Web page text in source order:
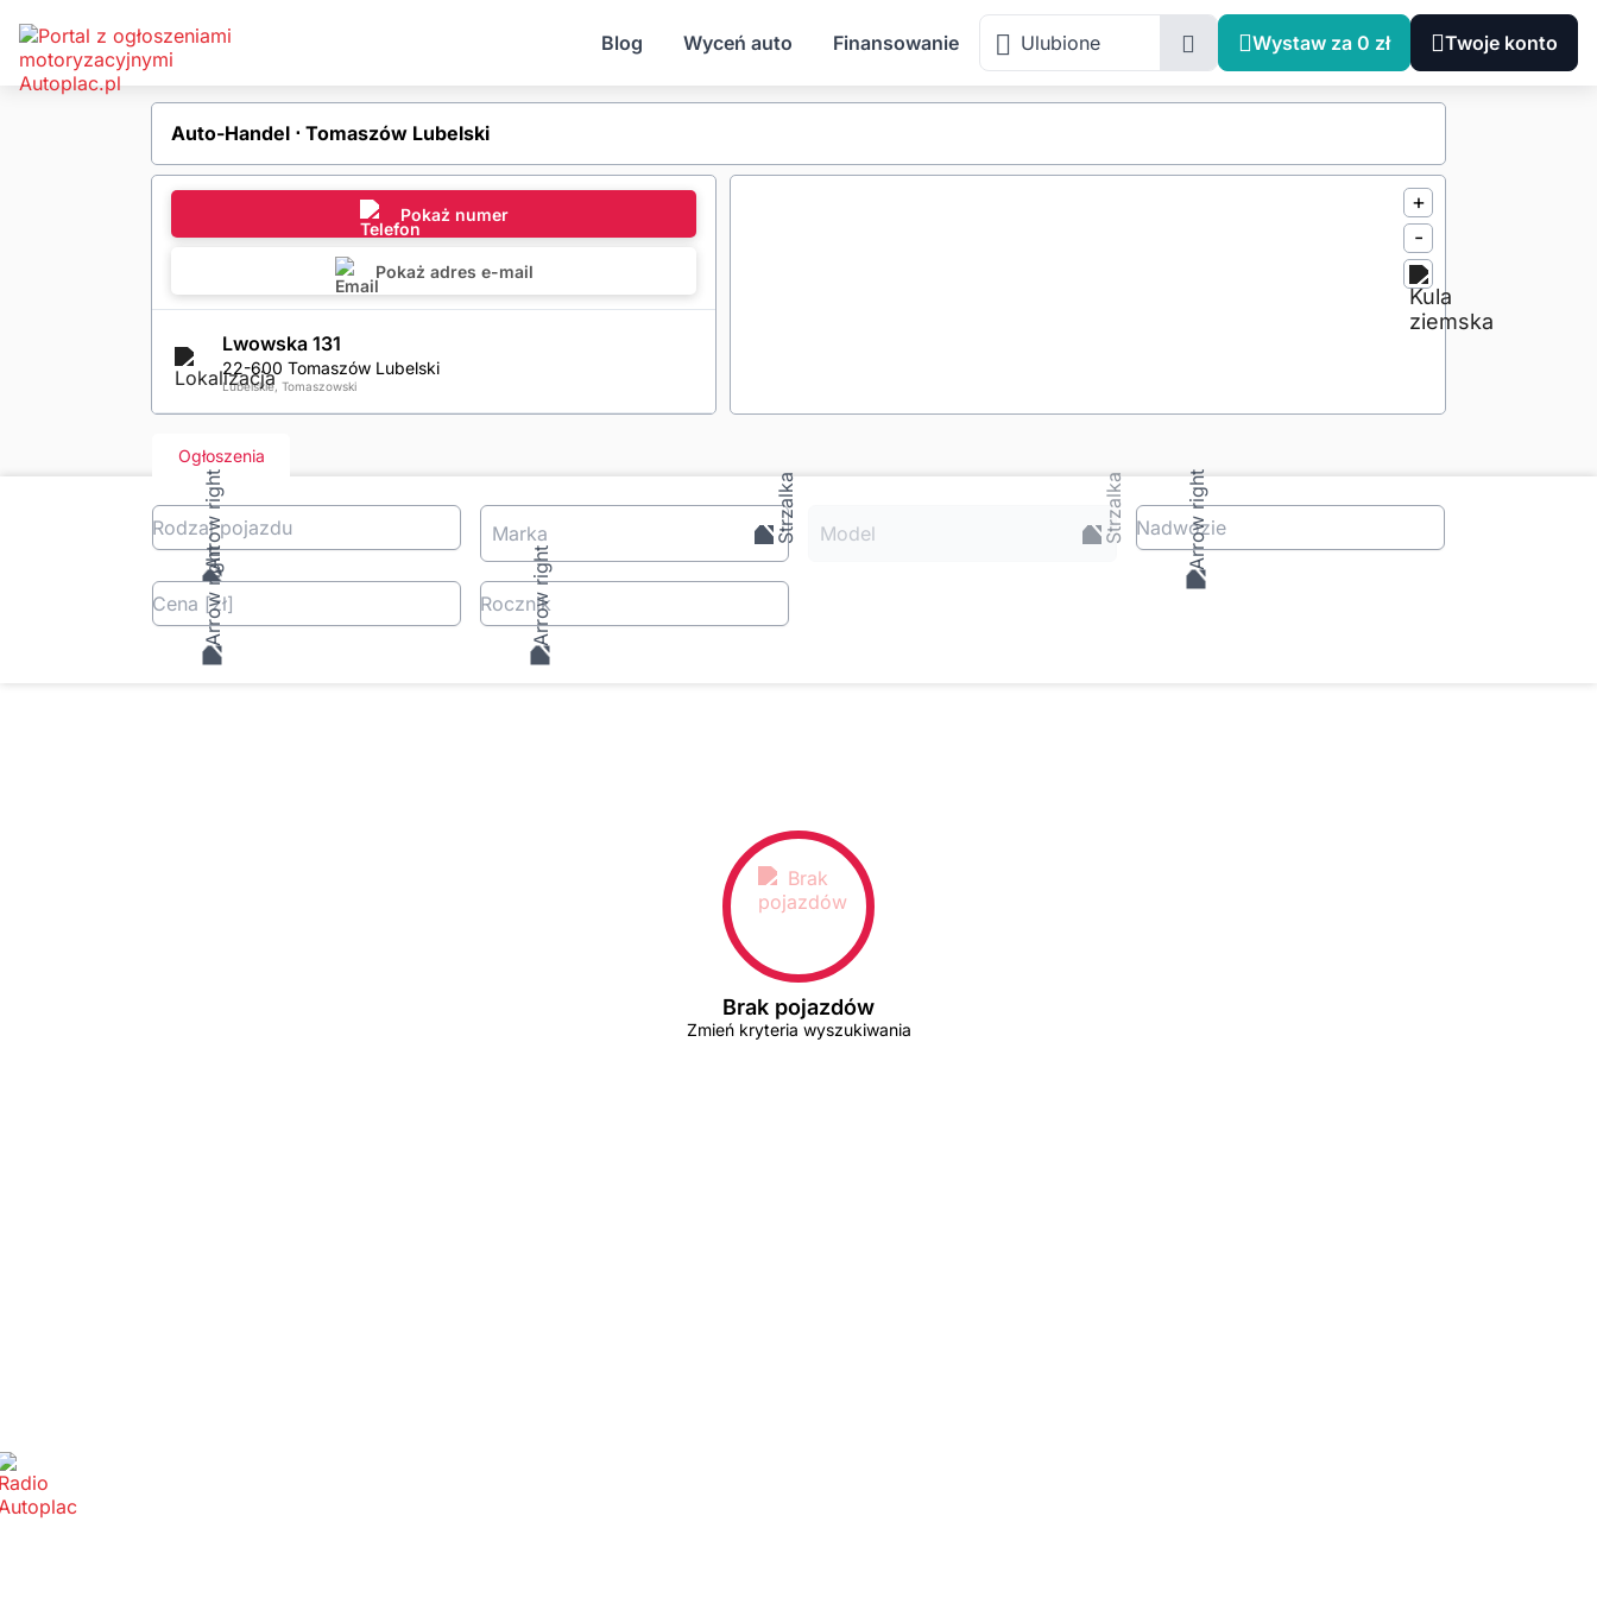
Blog Wyceń auto Finansowanie Ulubione Wystaw za 0 zł Twoje konto
Auto-Handel ⋅ Tomaszów Lubelski
Pokaż numer
Pokaż adres e-mail
Lwowska 131
22-600 Tomaszów Lubelski
Lubelskie, Tomaszowski
+
-
Ogłoszenia
Rodzaj pojazdu Marka Model Nadwozie
Cena [zł] Rocznik
Brak pojazdów
Zmień kryteria wyszukiwania